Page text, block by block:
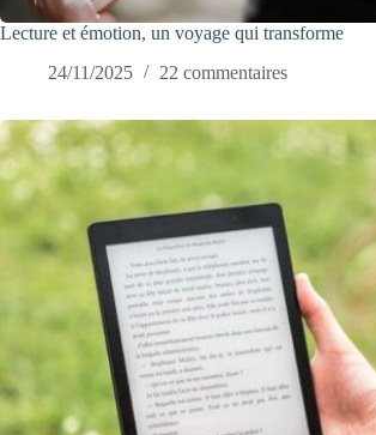
Lecture et émotion, un voyage qui transforme
24/11/2025
22 commentaires